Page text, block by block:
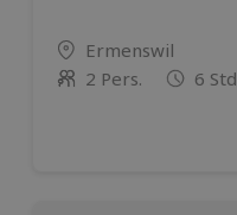
Standort
Ermenswil
Anzahl der Teilnehmer
2 Pers. 6 Std